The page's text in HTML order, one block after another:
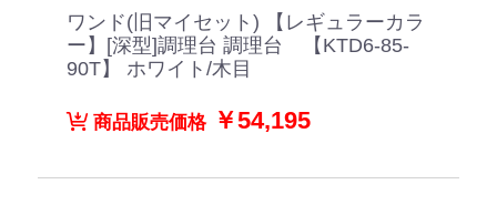
ワンド(旧マイセット) 【レギュラーカラ
ー】[深型]調理台 調理台 【KTD6-85-
90T】 ホワイト/木目
商品販売価格￥54,195